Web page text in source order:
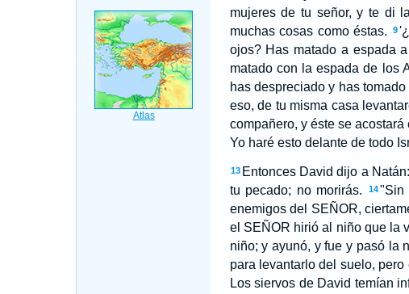
mujeres de tu señor, y te di
muchas cosas como éstas.
9
ojos? Has matado a espada
matado con la espada de los
has despreciado y has
eso, de tu misma casa
compañero, y éste se
Yo haré esto delante de todo
13 Entonces David dijo a
tu pecado; no morirás.
14"Sin
enemigos del SEÑOR,
el SEÑOR hirió al niño que la
niño; y ayunó, y fue y pasó la
para levantarlo del suelo,
Los siervos de David temían